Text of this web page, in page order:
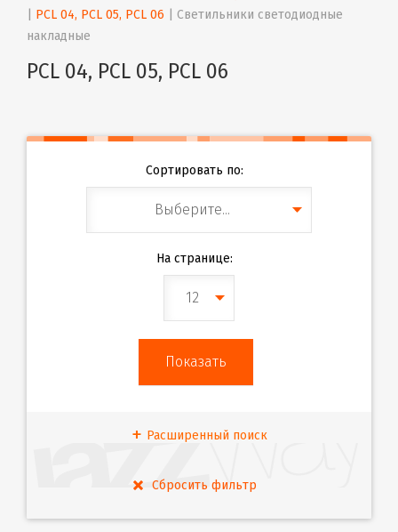
PCL 04, PCL 05, PCL 06
Светильники светодиодные
накладные
PCL 04, PCL 05, PCL 06
Сортировать по:
Выберите...
На странице:
12
Расширенный поиск